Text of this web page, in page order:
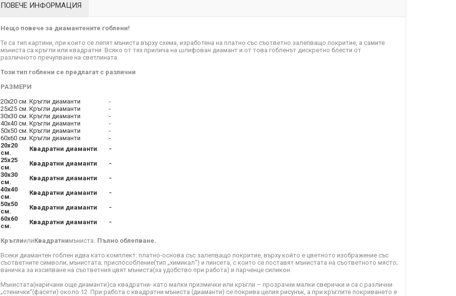
ПОВЕЧЕ ИНФОРМАЦИЯ
Нещо повече за диамантените гоблени!
Те са тип картини, при които се лепят мъниста върху схема, изработена на платно със съответно залепващо покритие, а самите
мъниста са кръгли или квадратни. Всяко от тях прилича на шлифован диамант и от това гобленът дискретно блести от
различното пречупване на светлината.
Този тип гоблени се предлагат с различни
РАЗМЕРИ
20x20 см. Кръгли диаманти
-
25x25 см. Кръгли диаманти
-
30x30 см. Кръгли диаманти
-
40x40 см. Кръгли диаманти
-
50x50 см. Кръгли диаманти
-
60x60 см. Кръгли диаманти
-
20x20
см.
Квадратни диаманти
-
25x25
см.
Квадратни диаманти
-
30x30
см.
Квадратни диаманти
-
40x40
см.
Квадратни диаманти
-
50x50
см.
Квадратни диаманти
-
60x60
см.
Квадратни диаманти -
КръглиилиКвадратнимъниста. Пълно облепване.
Всеки диамантен гоблен идва като комплект: платно-основа със залепващо покритие, върху който е цветното изображение със
съответните символи; мънистата; приспособление(тип „химикал“) и пинсета, с които се поставят мънистата на съответното място;
ваничка за изсипване на съответния цвят мъниста(за удобство при работа) и парченце силикон.
Мънистата(наричани още диаманти)са квадратни- като малки призмички или кръгли – прозрачни малки сверички и са с различни
„стенички“(фасети) около 12. При работа с квадратни мъниста (диаманти) се покрива целия рисунък, а при кръглите покриването е